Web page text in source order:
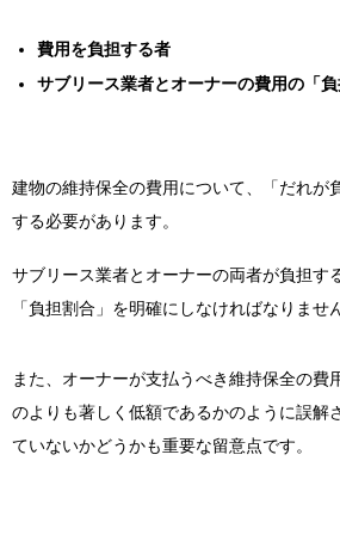
費用を負担する者
サブリース業者とオーナーの費用の「負
建物の維持保全の費用について、「だれが
する必要があります。
サブリース業者とオーナーの両者が負担す
「負担割合」を明確にしなければなりませ
また、オーナーが支払うべき維持保全の費
のよりも著しく低額であるかのように誤解
ていないかどうかも重要な留意点です。